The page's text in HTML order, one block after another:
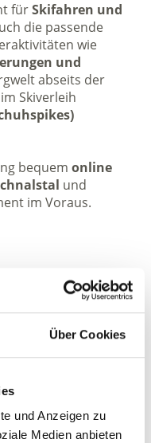
Über Cookies
und Anzeigen zu
Medien anbieten
fürSkifahren und
die passende
wie
und
abseits der
Skiverleih
bequem online
und
im Voraus.